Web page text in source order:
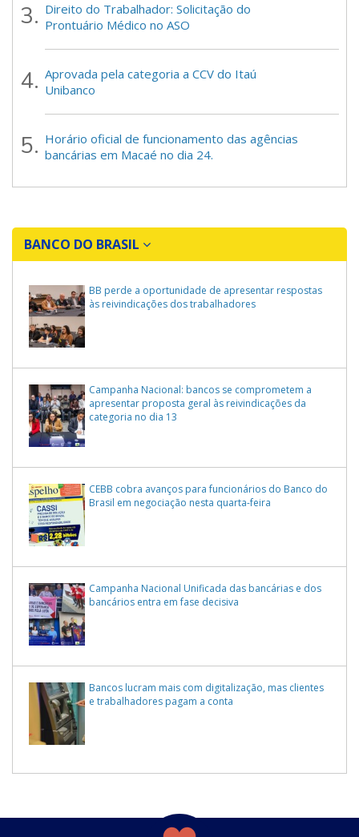
Direito do Trabalhador: Solicitação do
Prontuário Médico no ASO
Aprovada pela categoria a CCV do Itaú
Unibanco
Horário oficial de funcionamento das agências
bancárias em Macaé no dia 24.
BANCO DO BRASIL
BB perde a oportunidade de apresentar respostas
às reivindicações dos trabalhadores
Campanha Nacional: bancos se comprometem a
apresentar proposta geral às reivindicações da
categoria no dia 13
CEBB cobra avanços para funcionários do Banco do
Brasil em negociação nesta quarta-feira
Campanha Nacional Unificada das bancárias e dos
bancários entra em fase decisiva
Bancos lucram mais com digitalização, mas clientes
e trabalhadores pagam a conta